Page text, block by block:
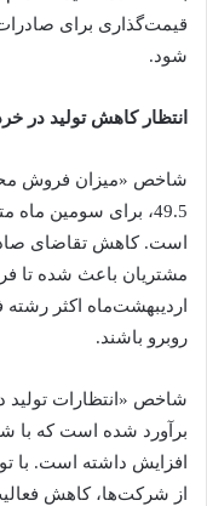
قیمت‌گذاری برای
شود.
انتظار کاهش تولید در
شاخص «میزان فروش
است. کاهش تقاضای
مشتریان باعث شده تا
اردیبهشت‌ماه اکثر
روبرو باشند.
افزایش داشته است. با
از شرکت‌ها، کاهش